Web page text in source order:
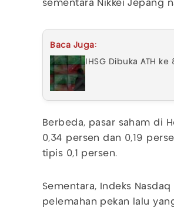
sementara Nikkei Jepang
Baca Juga:
IHSG Dibuka ATH
Berbeda, pasar saham di
0,34 persen dan 0,19
tipis 0,1 persen.
Sementara, Indeks
pelemahan pekan lalu